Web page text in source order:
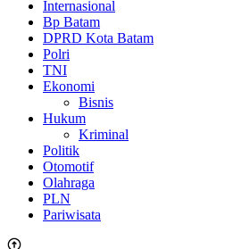
Internasional
Bp Batam
DPRD Kota Batam
Polri
TNI
Ekonomi
Bisnis
Hukum
Kriminal
Politik
Otomotif
Olahraga
PLN
Pariwisata